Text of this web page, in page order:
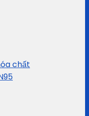
chất